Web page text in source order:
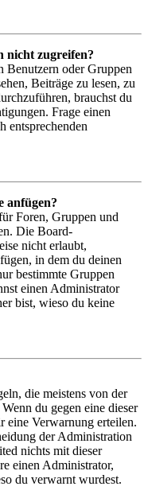
nicht zugreifen?
Benutzern oder Gruppen
Beiträge zu lesen, zu
brauchst du
Frage einen
entsprechenden
anfügen?
Foren, Gruppen und
Die Board-
nicht erlaubt,
in dem du deinen
bestimmte Gruppen
einen Administrator
bist, wieso du keine
die meistens von der
du gegen eine dieser
eine Verwarnung erteilen.
der Administration
nichts mit dieser
einen Administrator,
du verwarnt wurdest.